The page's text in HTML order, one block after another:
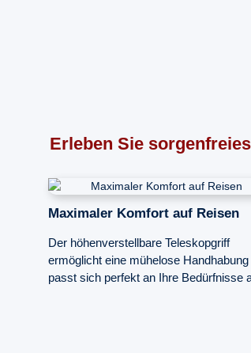
Erleben Sie
Maximaler Komfort auf Reisen
Der höhenverstellbare Teleskopgriff
ermöglicht eine mühelose Handhabung
passt sich perfekt an Ihre Bedürfnisse